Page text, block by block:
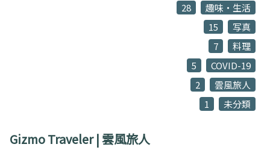
趣味・生活
28
写真
15
料理
7
COVID-19
5
雲風旅人
2
未分類
1
Gizmo Traveler | 雲風旅人